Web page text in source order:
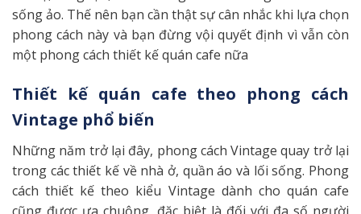
sống ảo. Thế nên bạn cần thật sự cân nhắc khi lựa chọn
phong cách này và bạn đừng vội quyết định vì vẫn còn
một phong cách thiết kế quán cafe nữa
Thiết kế quán cafe theo phong cách
Vintage phổ biến
Những năm trở lại đây, phong cách Vintage quay trở lại
trong các thiết kế về nhà ở, quần áo và lối sống. Phong
cách thiết kế theo kiểu Vintage dành cho quán cafe